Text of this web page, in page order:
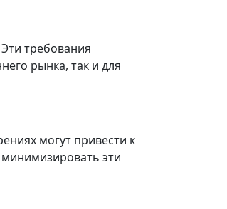
требования
рынка, так и для
могут привести к
эти